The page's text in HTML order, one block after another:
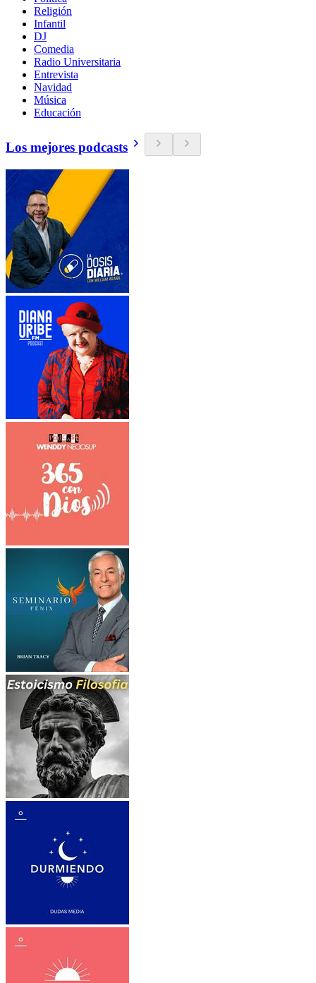
Religión
Infantil
DJ
Comedia
Radio Universitaria
Entrevista
Navidad
Música
Educación
Los mejores podcasts